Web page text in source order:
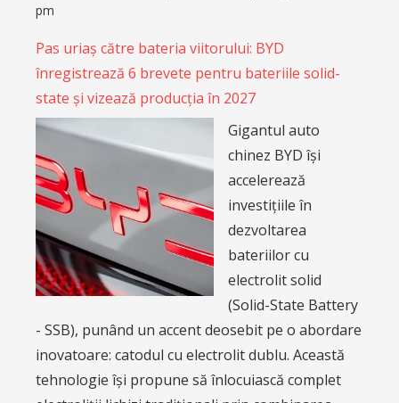
pm
Pas uriaș către bateria viitorului: BYD
înregistrează 6 brevete pentru bateriile solid-
state și vizează producția în 2027
Gigantul auto
chinez BYD își
accelerează
investițiile în
dezvoltarea
bateriilor cu
electrolit solid
(Solid-State Battery
- SSB), punând un accent deosebit pe o abordare
inovatoare: catodul cu electrolit dublu. Această
tehnologie își propune să înlocuiască complet